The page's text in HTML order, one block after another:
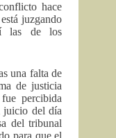
hace
juzgando
las de los
una falta de
de justicia
percibida
juicio del día
del tribunal